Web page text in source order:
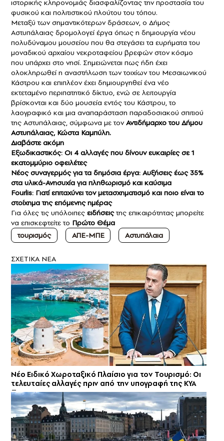
ιστορικής κληρονομιάς διασφαλίζοντας την προστασία του
φυσικού και πολιτιστικού πλούτου του τόπου.
Μεταξύ των σημαντικότερων δράσεων, ο Δήμος
Αστυπάλαιας δρομολογεί έργα όπως η δημιουργία νέου
πολυδύναμου μουσείου που θα στεγάσει τα ευρήματα του
μοναδικού αρχαίου νεκροταφείου βρεφών στον κόσμο
που υπάρχει στο νησί. Σημειώνεται πως ήδη έχει
ολοκληρωθεί η αναστήλωση των τοιχίων του Μεσαιωνικού
Κάστρου και επιπλέον έχει δημιουργηθεί ένα νέο
εκτεταμένο περιπατητικό δίκτυο, ενώ σε λειτουργία
βρίσκονται και δύο μουσεία εντός του Κάστρου, το
λαογραφικό και μια αναπαράσταση παραδοσιακού σπιτιού
της Αστυπάλαιας, σύμφωνα με τονΑντιδήμαρχο του Δήμου
Αστυπάλαιας, Κώστα Καμπύλη.
Διαβάστε ακόμη
Εξωδικαστικός: Οι 4 αλλαγές που δίνουν ευκαιρίες σε 1
εκατομμύριο οφειλέτες
Νέος συναγερμός για τα δημόσια έργα: Αυξήσεις έως 35%
στα υλικά-Ανησυχία για πληθωρισμό και καύσιμα
Fourlis: Γιατί επιταχύνει τον μετασχηματισμό και ποιο είναι το
στοίχημα της επόμενης ημέρας
Για όλες τις υπόλοιπες ειδήσειςτης επικαιρότητας μπορείτε
να επισκεφτείτε το Πρώτο Θέμα
τουρισμός
ΑΠΕ-ΜΠΕ Αστυπάλαια
ΣXETIKA NEA
Νέο Ειδικό Χωροταξικό Πλαίσιο για τον Τουρισμό: Οι
τελευταίες αλλαγές πριν από την υπογραφή της ΚΥΑ